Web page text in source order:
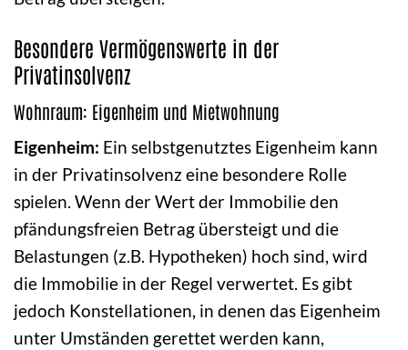
Besondere Vermögenswerte in der
Privatinsolvenz
Wohnraum: Eigenheim und Mietwohnung
Eigenheim: Ein selbstgenutztes Eigenheim kann
in der Privatinsolvenz eine besondere Rolle
spielen. Wenn der Wert der Immobilie den
pfändungsfreien Betrag übersteigt und die
Belastungen (z.B. Hypotheken) hoch sind, wird
die Immobilie in der Regel verwertet. Es gibt
jedoch Konstellationen, in denen das Eigenheim
unter Umständen gerettet werden kann,